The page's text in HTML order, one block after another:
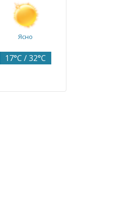
Ясно
17°C / 32°C